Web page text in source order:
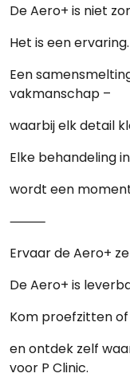
De Aero+ is niet
Het is een ervaring.
Een
vakmanschap –
waarbij elk detail
Elke behandeling
wordt een
⸻
Ervaar de Aero+
De Aero+ is
Kom proefzitten
en ontdek zelf
voor P Clinic.